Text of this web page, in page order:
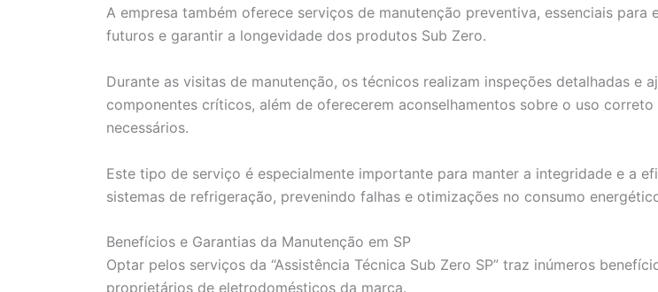
A empresa também oferece serviços de manutenção preventiva, essenciais para
futuros e garantir a longevidade dos produtos Sub Zero.
Durante as visitas de manutenção, os técnicos realizam inspeções detalhadas e
componentes críticos, além de oferecerem aconselhamentos sobre o uso
necessários.
Este tipo de serviço é especialmente importante para manter a integridade e a
sistemas de refrigeração, prevenindo falhas e otimizações no consumo
Benefícios e Garantias da Manutenção em SP
Optar pelos serviços da “Assistência Técnica Sub Zero SP” traz inúmeros
proprietários de eletrodomésticos da marca.